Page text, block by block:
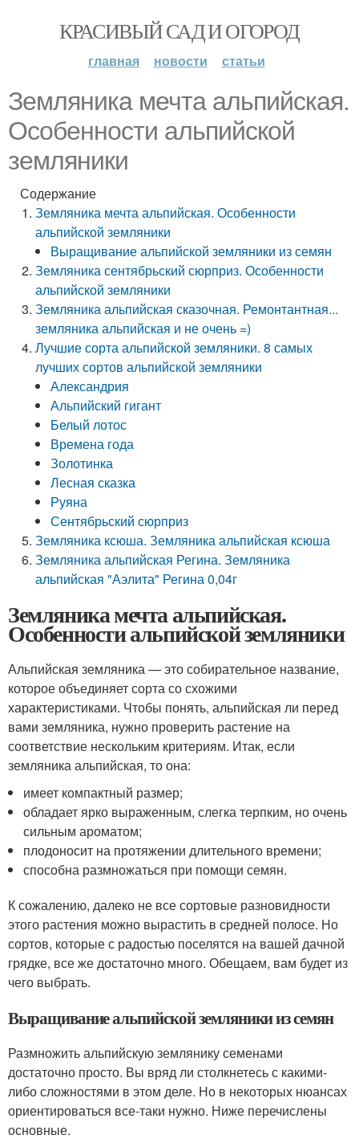
КРАСИВЫЙ САД И ОГОРОД
главная новости статьи
Земляника мечта альпийская.
Особенности альпийской
земляники
Содержание
Земляника мечта альпийская. Особенности
альпийской земляники
Выращивание альпийской земляники из семян
Земляника сентябрьский сюрприз. Особенности
альпийской земляники
Земляника альпийская сказочная. Ремонтантная...
земляника альпийская и не очень =)
Лучшие сорта альпийской земляники. 8 самых
лучших сортов альпийской земляники
Александрия
Альпийский гигант
Белый лотос
Времена года
Золотинка
Лесная сказка
Руяна
Сентябрьский сюрприз
Земляника ксюша. Земляника альпийская ксюша
Земляника альпийская Регина. Земляника
альпийская "Аэлита" Регина 0,04г
Земляника мечта альпийская.
Особенности альпийской земляники
Альпийская земляника — это собирательное название,
которое объединяет сорта со схожими
характеристиками. Чтобы понять, альпийская ли перед
вами земляника, нужно проверить растение на
соответствие нескольким критериям. Итак, если
земляника альпийская, то она:
имеет компактный размер;
обладает ярко выраженным, слегка терпким, но очень
сильным ароматом;
плодоносит на протяжении длительного времени;
способна размножаться при помощи семян.
К сожалению, далеко не все сортовые разновидности
этого растения можно вырастить в средней полосе. Но
сортов, которые с радостью поселятся на вашей дачной
грядке, все же достаточно много. Обещаем, вам будет из
чего выбрать.
Выращивание альпийской земляники из семян
Размножить альпийскую землянику семенами
достаточно просто. Вы вряд ли столкнетесь с какими-
либо сложностями в этом деле. Но в некоторых нюансах
ориентироваться все-таки нужно. Ниже перечислены
основные.